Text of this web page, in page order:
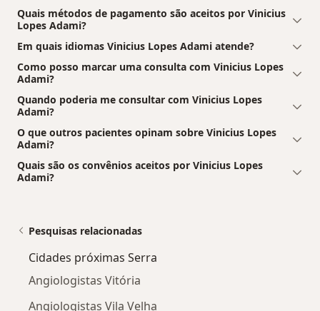
Quais métodos de pagamento são aceitos por Vinicius
Lopes Adami?
Em quais idiomas Vinicius Lopes Adami atende?
Como posso marcar uma consulta com Vinicius Lopes
Adami?
Quando poderia me consultar com Vinicius Lopes
Adami?
O que outros pacientes opinam sobre Vinicius Lopes
Adami?
Quais são os convênios aceitos por Vinicius Lopes
Adami?
Pesquisas relacionadas
Cidades próximas Serra
Angiologistas Vitória
Angiologistas Vila Velha